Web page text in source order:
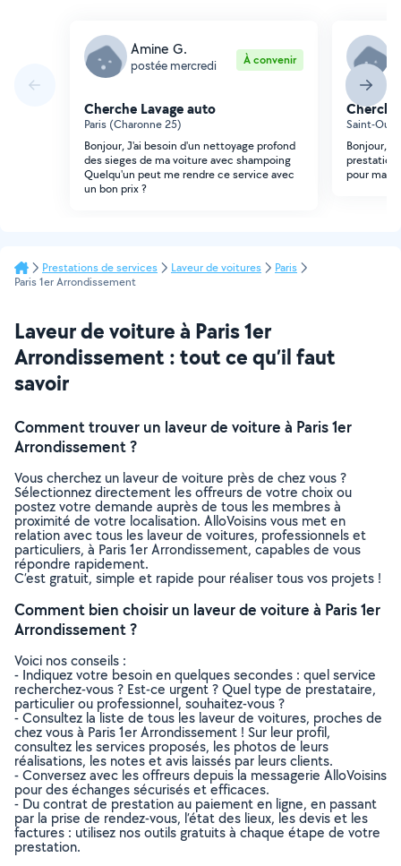
Amine G.
postée mercredi À convenir
Cherche Lavage auto
Paris (Charonne 25)
Bonjour, J'ai besoin d'un nettoyage profond
des sieges de ma voiture avec shampoing
Quelqu'un peut me rendre ce service avec
un bon prix ?
Saint-
Bonjour,
prestation
pour ma
Prestations de services Laveur de voitures
Paris
Paris 1er Arrondissement
Laveur de voiture à Paris 1er
Arrondissement : tout ce qu’il faut
savoir
Comment trouver un laveur de voiture à Paris 1er
Arrondissement ?
Vous cherchez un laveur de voiture près de chez vous ?
Sélectionnez directement les offreurs de votre choix ou
postez votre demande auprès de tous les membres à
proximité de votre localisation. AlloVoisins vous met en
relation avec tous les laveur de voitures, professionnels et
particuliers, à Paris 1er Arrondissement, capables de vous
répondre rapidement.
C’est gratuit, simple et rapide pour réaliser tous vos projets !
Comment bien choisir un laveur de voiture à Paris 1er
Arrondissement ?
Voici nos conseils :
- Indiquez votre besoin en quelques secondes : quel service
recherchez-vous ? Est-ce urgent ? Quel type de prestataire,
particulier ou professionnel, souhaitez-vous ?
- Consultez la liste de tous les laveur de voitures, proches de
chez vous à Paris 1er Arrondissement ! Sur leur profil,
consultez les services proposés, les photos de leurs
réalisations, les notes et avis laissés par leurs clients.
- Conversez avec les offreurs depuis la messagerie AlloVoisins
pour des échanges sécurisés et efficaces.
- Du contrat de prestation au paiement en ligne, en passant
par la prise de rendez-vous, l’état des lieux, les devis et les
factures : utilisez nos outils gratuits à chaque étape de votre
prestation.